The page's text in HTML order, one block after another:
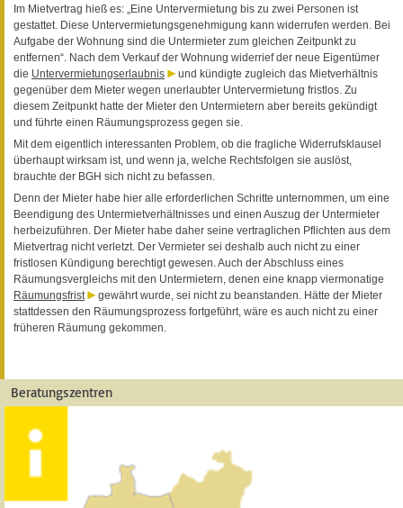
Im Mietvertrag hieß es: „Eine Untervermietung bis zu zwei Personen ist
gestattet. Diese Untervermietungsgenehmigung kann widerrufen werden. Bei
Aufgabe der Wohnung sind die Untermieter zum gleichen Zeitpunkt zu
entfernen“. Nach dem Verkauf der Wohnung widerrief der neue Eigentümer
die Untervermietungserlaubnis
und kündigte zugleich das Mietverhältnis
gegenüber dem Mieter wegen unerlaubter Untervermietung fristlos. Zu
diesem Zeitpunkt hatte der Mieter den Untermietern aber bereits gekündigt
und führte einen Räumungsprozess gegen sie.
Mit dem eigentlich interessanten Problem, ob die fragliche Widerrufsklausel
überhaupt wirksam ist, und wenn ja, welche Rechtsfolgen sie auslöst,
brauchte der BGH sich nicht zu befassen.
Denn der Mieter habe hier alle erforderlichen Schritte unternommen, um eine
Beendigung des Untermietverhältnisses und einen Auszug der Untermieter
herbeizuführen. Der Mieter habe daher seine vertraglichen Pflichten aus dem
Mietvertrag nicht verletzt. Der Vermieter sei deshalb auch nicht zu einer
fristlosen Kündigung berechtigt gewesen. Auch der Abschluss eines
Räumungsvergleichs mit den Untermietern, denen eine knapp viermonatige
Räumungsfrist
gewährt wurde, sei nicht zu beanstanden. Hätte der Mieter
stattdessen den Räumungsprozess fortgeführt, wäre es auch nicht zu einer
früheren Räumung gekommen.
Beratungszentren